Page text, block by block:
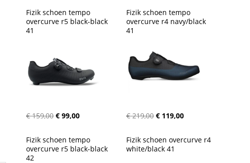
Fizik schoen tempo
overcurve r5 black-black
41
€ 159,00 € 99,00
Fizik schoen tempo
overcurve r4 navy/black
41
€ 219,00 € 119,00
Fizik schoen tempo
overcurve r5 black-black
42
Fizik schoen overcurve r4
white/black 41